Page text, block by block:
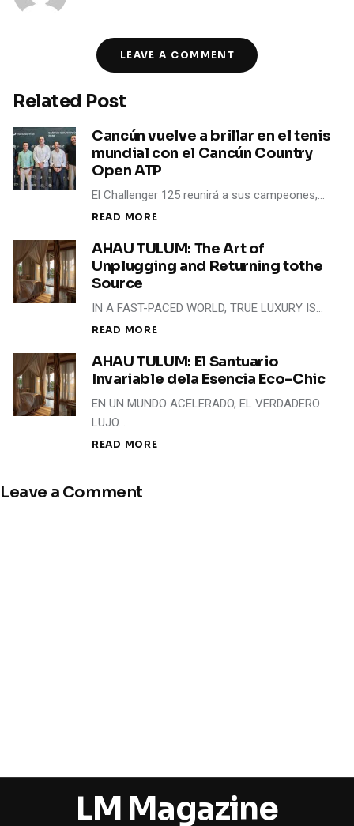
LEAVE A COMMENT
Related Post
Cancún vuelve a brillar en el tenis
mundial con el Cancún Country
Open ATP
El Challenger 125 reunirá a sus campeones,…
READ MORE
AHAU TULUM: The Art of
Unplugging and Returning tothe
Source
IN A FAST-PACED WORLD, TRUE LUXURY IS…
READ MORE
AHAU TULUM: El Santuario
Invariable dela Esencia Eco-Chic
EN UN MUNDO ACELERADO, EL VERDADERO
LUJO…
READ MORE
Leave a Comment
LM Magazine